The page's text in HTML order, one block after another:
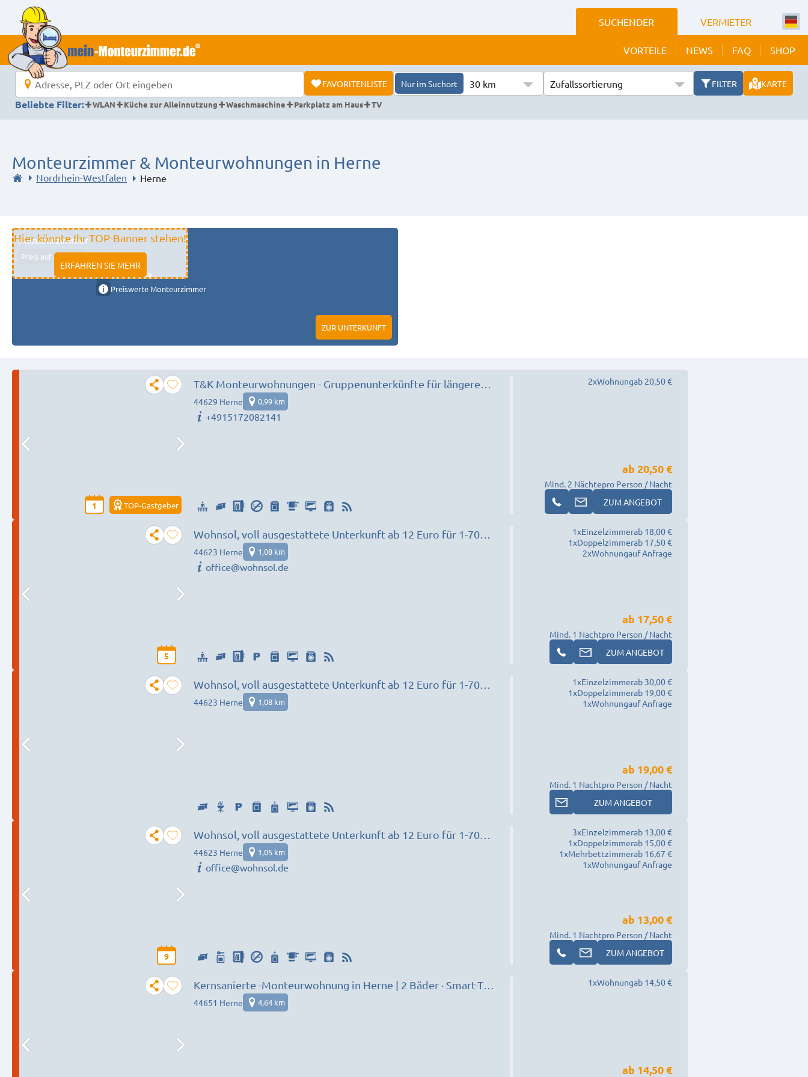
SUCHENDER VERMIETER
VORTEILE NEWS FAQ SHOP
FAVORITENLISTE Nur im Suchort 30 km Zufallssortierung FILTER
KARTE
Beliebte Filter:
WLAN Küche zur Alleinnutzung Waschmaschine Parkplatz am Haus TV
Monteurzimmer & Monteurwohnungen in Herne
Nordrhein-Westfalen Herne
Hier könnte Ihr TOP-Banner stehen!
ERFAHREN SIE MEHR
Monteurzimmer
Preis auf Anfrage
11333 fulda
Preiswerte Monteurzimmer
ZUR UNTERKUNFT
1 TOP-Gastgeber
T&K Monteurwohnungen - Gruppenunterkünfte für längere
Aufenthalte
44629 Herne 0,99 km
+4915172082141
2xWohnungab 20,50 €
Mind. 2 Nächte
ab 20,50 €
pro Person / Nacht
ZUM ANGEBOT
5
Wohnsol, voll ausgestattete Unterkunft ab 12 Euro für 1-70
Personen
44623 Herne 1,08 km
office@wohnsol.de
1xEinzelzimmerab 18,00 €
1xDoppelzimmerab 17,50 €
2xWohnungauf Anfrage
Mind. 1 Nacht
ab 17,50 €
pro Person / Nacht
ZUM ANGEBOT
Wohnsol, voll ausgestattete Unterkunft ab 12 Euro für 1-70
Personen
44623 Herne 1,08 km
1xEinzelzimmerab 30,00 €
1xDoppelzimmerab 19,00 €
1xWohnungauf Anfrage
Mind. 1 Nacht
ab 19,00 €
pro Person / Nacht
ZUM ANGEBOT
9
Wohnsol, voll ausgestattete Unterkunft ab 12 Euro für 1-70
Personen
44623 Herne 1,05 km
office@wohnsol.de
3xEinzelzimmerab 13,00 €
1xDoppelzimmerab 15,00 €
1xMehrbettzimmerab 16,67 €
1xWohnungauf Anfrage
Mind. 1 Nacht
ab 13,00 €
pro Person / Nacht
ZUM ANGEBOT
Kernsanierte -Monteurwohnung in Herne | 2 Bäder · Smart-TV ·
Parkplätze 1-16 Personen
44651 Herne 4,64 km
1xWohnungab 14,50 €
ab 14,50 €